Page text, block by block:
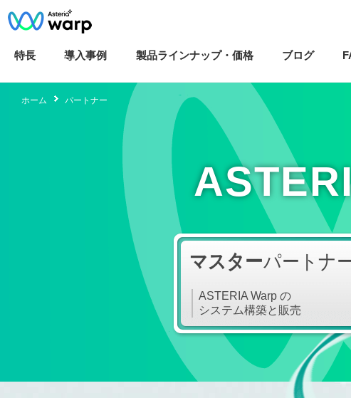
特長 導入事例 製品ラインナップ・ 価格 ブログ
ホーム パートナー
マスターパートナ
ASTERIA Warp の
システム構築と販売